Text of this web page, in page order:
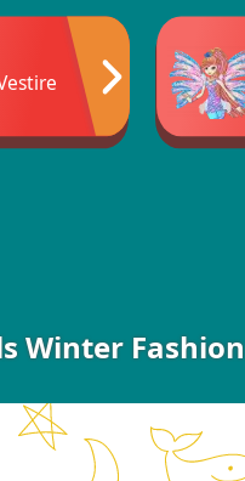
Winter Fashion